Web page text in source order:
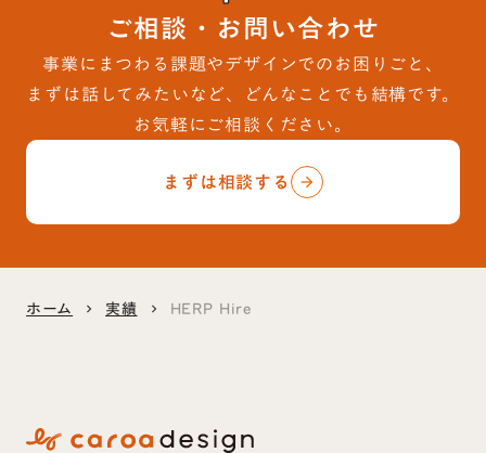
ご相談・お問い合わせ
事業にまつわる課題やデザインでのお困りごと、
まずは話してみたいなど、どんなことでも結構です。
お気軽にご相談ください。
まずは相談する
arrow_forward
ホーム keyboard_arrow_right 実績 keyboard_arrow_right HERP Hire